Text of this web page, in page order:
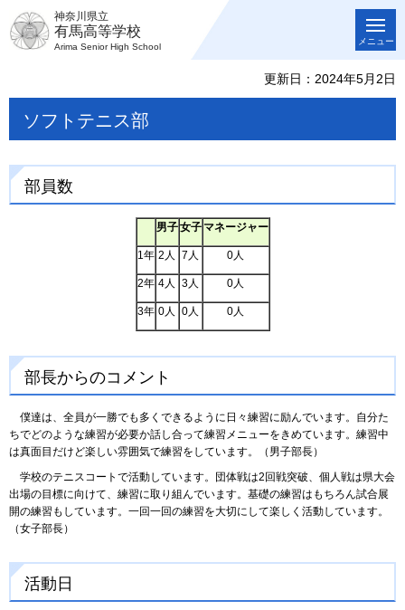
神奈川県立
有馬高等学校
Arima Senior High School
メニュー
更新日：2024年5月2日
ソフトテニス部
部員数
男子女子 マネージャー
1年 2人 7人 0人
2年 4人 3人 0人
3年 0人 0人 0人
部長からのコメント
僕達は、全員が一勝でも多くできるように日々練習に励んでいます。自分た
ちでどのような練習が必要か話し合って練習メニューをきめています。練習中
は真面目だけど楽しい雰囲気で練習をしています。（男子部長）
学校のテニスコートで活動しています。団体戦は2回戦突破、個人戦は県大会
出場の目標に向けて、練習に取り組んでいます。基礎の練習はもちろん試合展
開の練習もしています。一回一回の練習を大切にして楽しく活動しています。
（女子部長）
活動日